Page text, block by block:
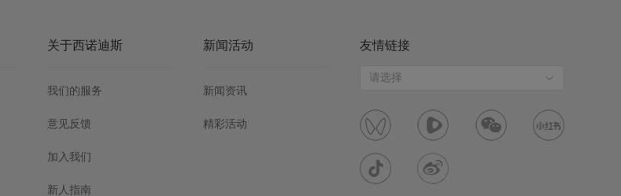
关于西诺迪斯
我们的服务
意见反馈
加入我们
新人指南
新闻活动
新闻资讯
精彩活动
友情链接
请选择